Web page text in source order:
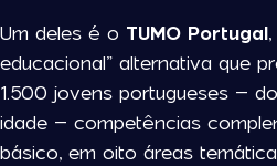
Um deles é o TUMO Portugal
educacional” alternativa que
1.500 jovens portugueses –
idade – competências
básico, em oito áreas